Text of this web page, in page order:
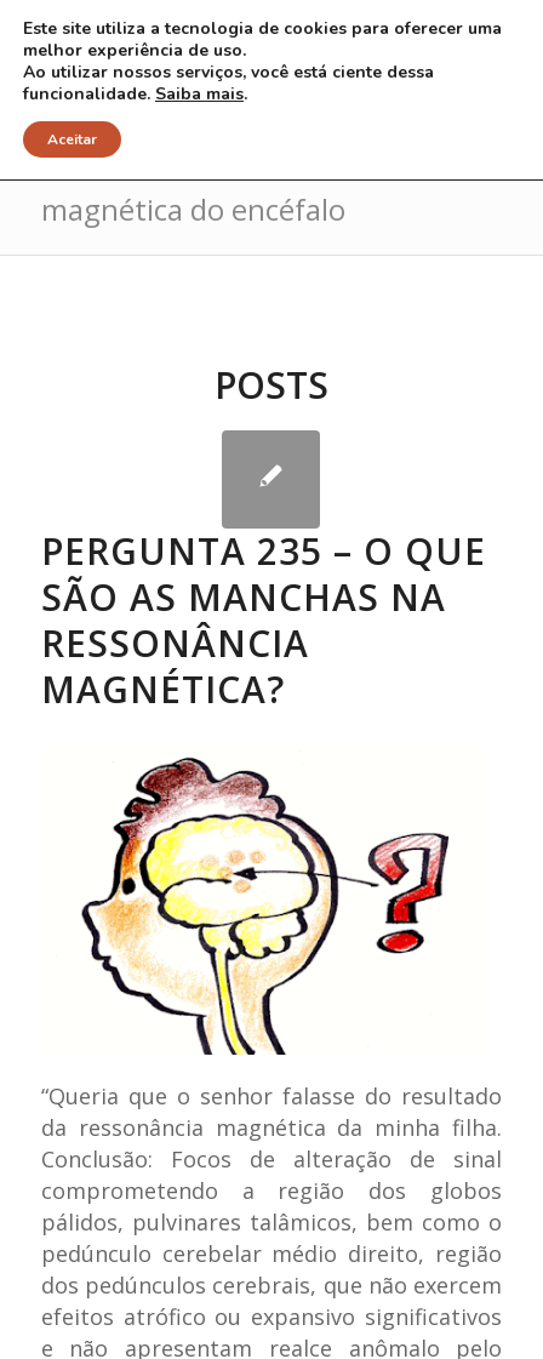
Arquivo para Tag: ressonância
magnética do encéfalo
POSTS
PERGUNTA 235 – O QUE
SÃO AS MANCHAS NA
RESSONÂNCIA
MAGNÉTICA?
“Queria que o senhor falasse do resultado
da ressonância magnética da minha filha.
Conclusão: Focos de alteração de sinal
comprometendo a região dos globos
pálidos, pulvinares talâmicos, bem como o
pedúnculo cerebelar médio direito, região
dos pedúnculos cerebrais, que não exercem
efeitos atrófico ou expansivo significativos
e não apresentam realce anômalo pelo
Este site utiliza a tecnologia de cookies para oferecer uma
melhor experiência de uso.
Ao utilizar nossos serviços, você está ciente dessa
funcionalidade. Saiba mais.
Aceitar